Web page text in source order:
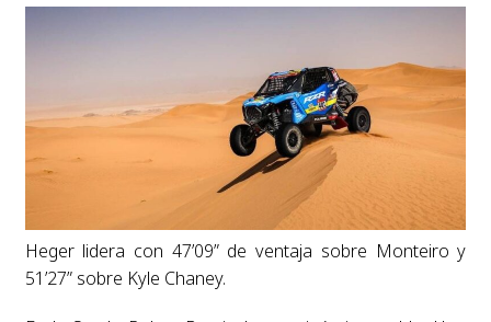
Heger lidera con 47’09” de ventaja sobre Monteiro y
51’27” sobre Kyle Chaney.